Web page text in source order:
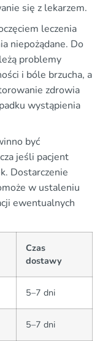
się z lekarzem.
leczenia
niepożądane. Do
problemy
i bóle brzucha, a
zdrowia
wystąpienia
być
jeśli pacjent
Dostarczenie
w ustaleniu
ewentualnych
Czas
dostawy
5–7 dni
5–7 dni